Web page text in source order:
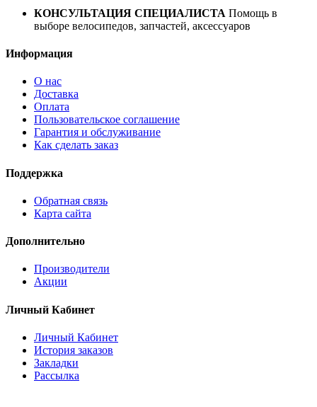
КОНСУЛЬТАЦИЯ СПЕЦИАЛИСТА Помощь в
выборе велосипедов, запчастей, аксессуаров
Информация
О нас
Доставка
Оплата
Пользовательское соглашение
Гарантия и обслуживание
Как сделать заказ
Поддержка
Обратная связь
Карта сайта
Дополнительно
Производители
Акции
Личный Кабинет
Личный Кабинет
История заказов
Закладки
Рассылка